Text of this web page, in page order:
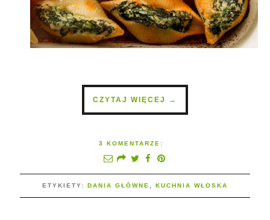
CZYTAJ WIĘCEJ →
3 KOMENTARZE:
ETYKIETY: DANIA GŁÓWNE KUCHNIA WŁOSKA